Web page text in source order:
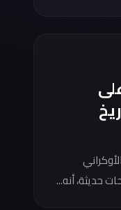
حديثة، أنه...